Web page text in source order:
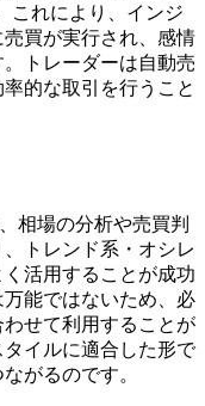
これにより、インジ
買が実行され、感情
トレーダーは自動売
的な取引を行うこと
相場の分析や売買判
トレンド系・オシレ
活用することが成功
能ではないため、必
せて利用することが
イルに適合した形で
がるのです。